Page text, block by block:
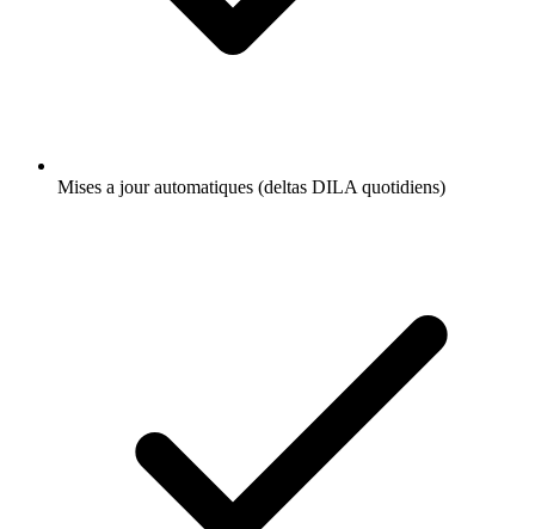
Mises a jour automatiques (deltas DILA quotidiens)